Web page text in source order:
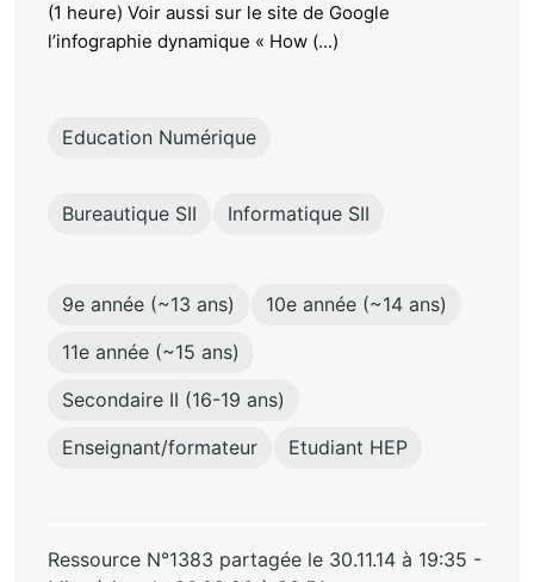
(1 heure) Voir aussi sur le site de Google
l’infographie dynamique « How (...)
Education Numérique
Bureautique SII Informatique SII
9e année (~13 ans)
10e année (~14 ans)
11e année (~15 ans)
Secondaire II (16-19 ans)
Enseignant/formateur
Etudiant HEP
Ressource N°1383 partagée le 30.11.14 à 19:35 -